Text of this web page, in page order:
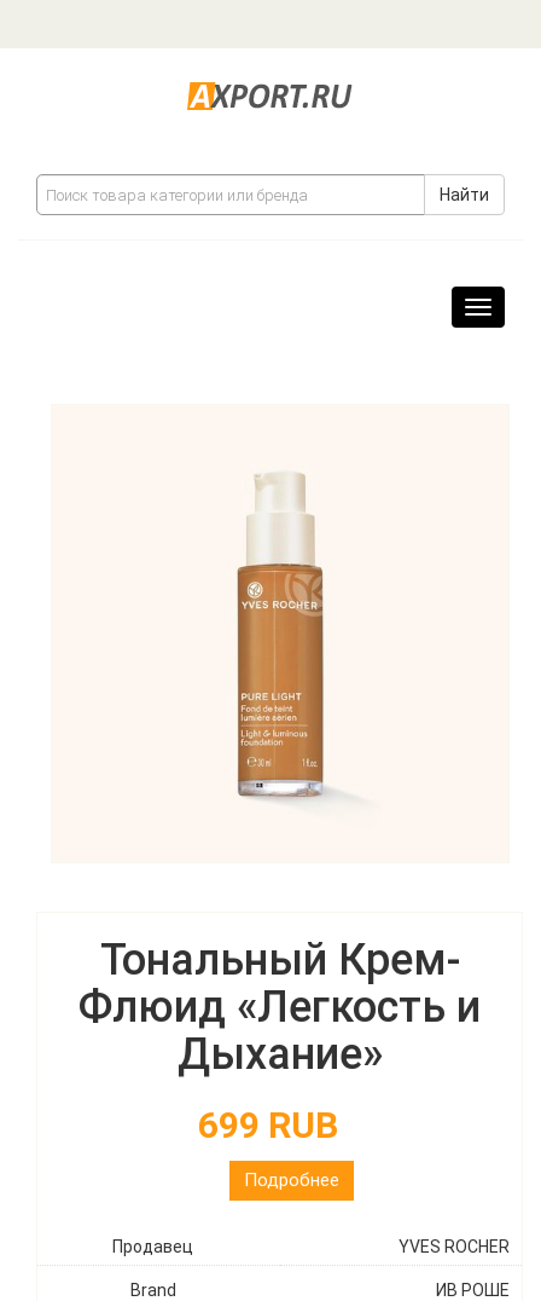
Найти
Тональный Крем-
Флюид «Легкость и
Дыхание»
699 RUB
Подробнее
Продавец YVES ROCHER
Brand ИВ РОШЕ